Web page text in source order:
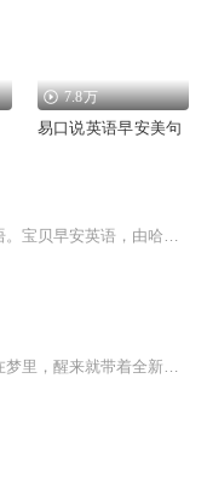
7.8万
易口说英语早安美句